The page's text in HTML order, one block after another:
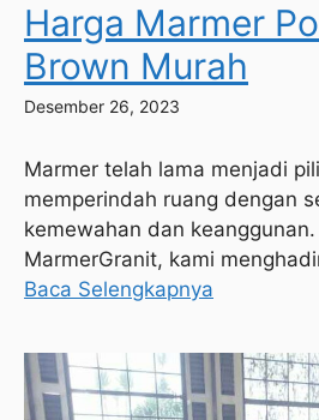
Harga Marmer
Brown Murah
Desember 26, 2023
Marmer telah lama menjadi
memperindah ruang dengan
kemewahan dan
MarmerGranit, kami
Baca Selengkapnya